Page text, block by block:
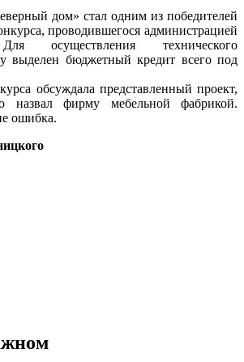
дом» стал одним из победителей
проводившегося администрацией
осуществления технического
выделен бюджетный кредит всего под
обсуждала представленный проект,
назвал фирму мебельной фабрикой.
ошибка.